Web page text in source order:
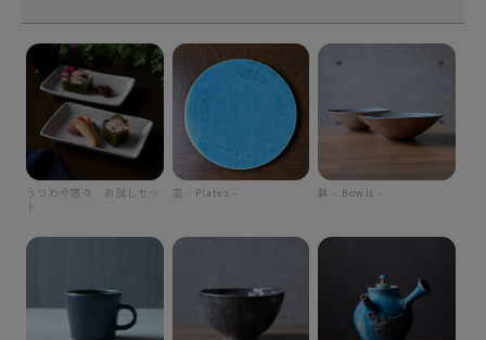
うつわや悠々 お試しセッ
ト
皿 - Plates - 鉢 - Bowls -